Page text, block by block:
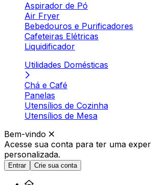
Aspirador de Pó
Air Fryer
Bebedouros e Purificadores
Cafeteiras Elétricas
Liquidificador
Utilidades Domésticas
Chá e Café
Panelas
Utensílios de Cozinha
Utensílios de Mesa
Bem-vindo
Acesse sua conta para ter uma
personalizada.
Entrar Crie sua conta